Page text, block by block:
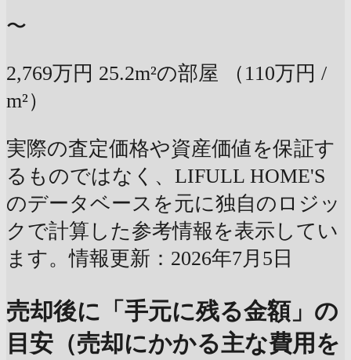
〜
2,769万円 25.2m²の部屋
（110万円 /
m²）
実際の査定価格や資産価値を保証す
るものではなく、LIFULL HOME'S
のデータベースを元に独自のロジッ
クで計算した参考情報を表示してい
ます。情報更新：2026年7月5日
売却後に「手元に残る金額」の
目安（売却にかかる主な費用を